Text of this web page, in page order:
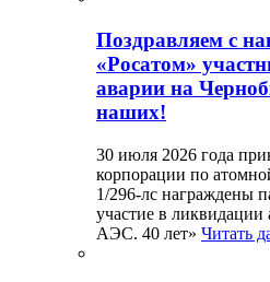
Поздравляем с
«Росатом»
аварии на
наших!
30 июля 2026 года
корпорации по
1/296-лс награждены
участие в
АЭС. 40 лет» Читать